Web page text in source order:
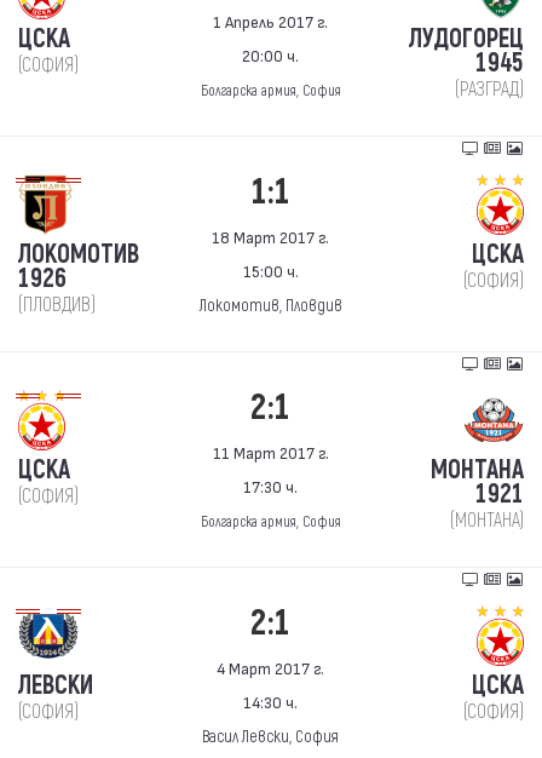
ЦСКА
(СОФИЯ)
1 Апрель 2017 г.
20:00 ч.
Болгарска армия, София
ЛУДОГОРЕЦ
1945
(РАЗГРАД)
ЛОКОМОТИВ
1926
(ПЛОВДИВ)
1:1
18 Март 2017 г.
15:00 ч.
Локомотив, Пловдив
ЦСКА
(СОФИЯ)
ЦСКА
(СОФИЯ)
2:1
11 Март 2017 г.
17:30 ч.
Болгарска армия, София
МОНТАНА
1921
(МОНТАНА)
ЛЕВСКИ
(СОФИЯ)
2:1
4 Март 2017 г.
14:30 ч.
Васил Левски, София
ЦСКА
(СОФИЯ)